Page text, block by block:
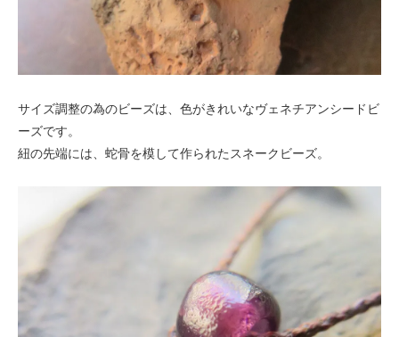
サイズ調整の為のビーズは、色がきれいなヴェネチアンシードビ
ーズです。
紐の先端には、蛇骨を模して作られたスネークビーズ。